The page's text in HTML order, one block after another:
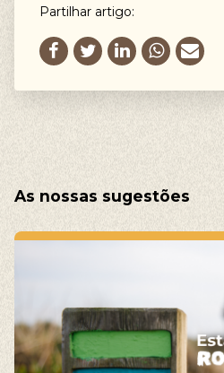
Partilhar artigo:
As nossas sugestões